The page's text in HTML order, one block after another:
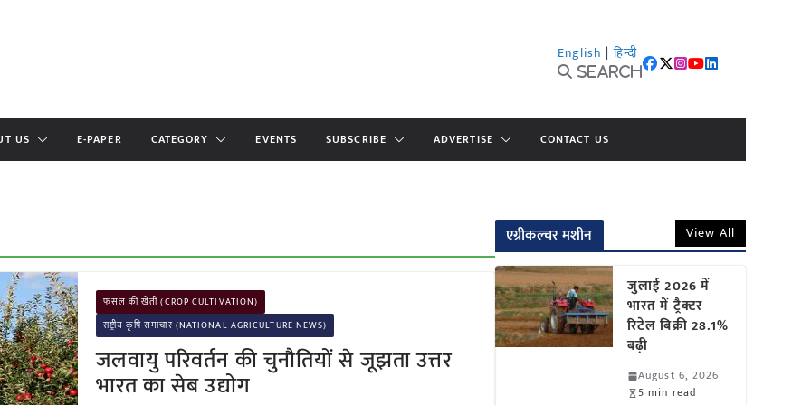
English | हिन्दी
Search
US E-PAPER CATEGORY EVENTS SUBSCRIBE ADVERTISE CONTACT US
फसल की खेती (CROP CULTIVATION)
राष्ट्रीय कृषि समाचार (NATIONAL AGRICULTURE NEWS)
जलवायु परिवर्तन की चुनौतियों से जूझता उत्तर
भारत का सेब उद्योग
एग्रीकल्चर मशीन View All
जुलाई 2026 में
भारत में ट्रैक्टर
रिटेल बिक्री 28.1%
बढ़ी
August 6, 2026
5 min read